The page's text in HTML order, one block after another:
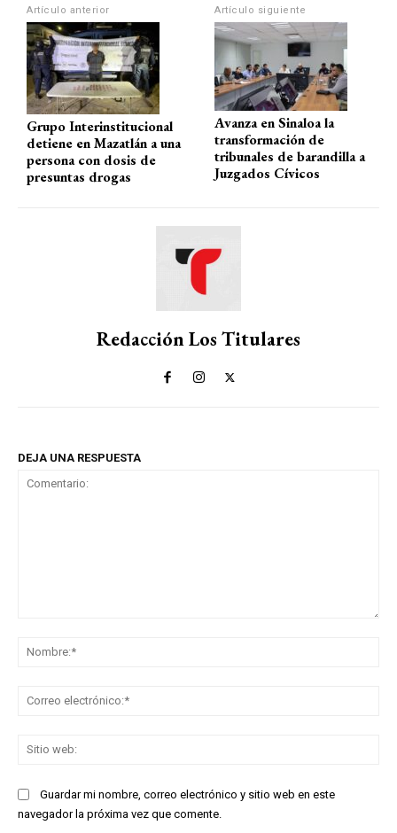
p
p
o
k
m
tir
Artículo anterior
Grupo Interinstitucional
detiene en Mazatlán a una
persona con dosis de
presuntas drogas
Artículo siguiente
Avanza en Sinaloa la
transformación de
tribunales de barandilla a
Juzgados Cívicos
Redacción Los Titulares
DEJA UNA RESPUESTA
Guardar mi nombre, correo electrónico y sitio web en este
navegador la próxima vez que comente.